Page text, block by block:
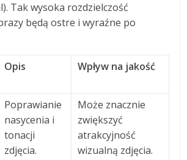
Tak wysoka rozdzielczość
będą ostre i wyraźne po
Opis Wpływ na jakość
Poprawianie
nasycenia i
tonacji
zdjęcia.
Może znacznie
zwiększyć
atrakcyjność
wizualną zdjęcia.